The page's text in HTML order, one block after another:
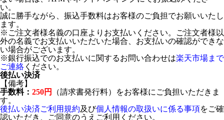
い。
誠に勝手ながら、振込手数料はお客様のご負担でお願いいたし
ます。
※ご注文者様名義の口座よりお支払いください。ご注文者様以
外の名義でお支払いいただいた場合、お支払いの確認ができな
い場合がございます。
※銀行振込でのお支払いに関するお問い合わせは楽天市場まで
ご連絡 ください。
後払い決済
【備考】
手数料： 250円
（請求書発行料）をお客様にご負担いただきま
す。
後払い決済ご利用規約及び個人情報の取扱いに係る事項をご確
認いただき、ご同意のうえご利用ください。